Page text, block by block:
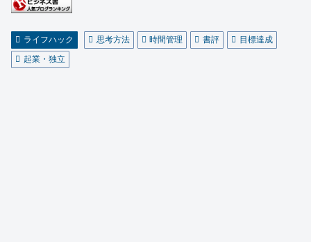
ライフハック 思考方法 時間管理 書評
目標達成
起業・独立